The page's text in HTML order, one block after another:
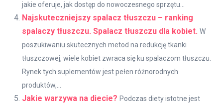
jakie oferuje, jak dostęp do nowoczesnego sprzętu...
Najskuteczniejszy spalacz tłuszczu – ranking
spalaczy tłuszczu. Spalacz tłuszczu dla kobiet. W
poszukiwaniu skutecznych metod na redukcję tkanki
tłuszczowej, wiele kobiet zwraca się ku spalaczom tłuszczu.
Rynek tych suplementów jest pełen różnorodnych
produktów,...
Jakie warzywa na diecie? Podczas diety istotne jest